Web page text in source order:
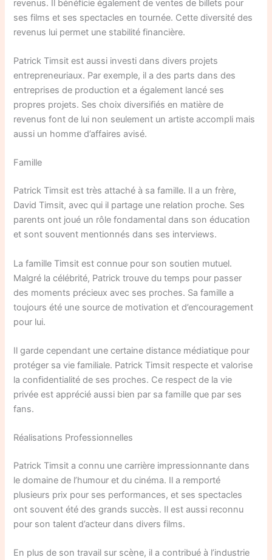
revenus. Il bénéficie également de ventes de billets pour
ses films et ses spectacles en tournée. Cette diversité des
revenus lui permet une stabilité financière.
Patrick Timsit est aussi investi dans divers projets
entrepreneuriaux. Par exemple, il a des parts dans des
entreprises de production et a également lancé ses
propres projets. Ses choix diversifiés en matière de
revenus font de lui non seulement un artiste accompli mais
aussi un homme d’affaires avisé.
Famille
Patrick Timsit est très attaché à sa famille. Il a un frère,
David Timsit, avec qui il partage une relation proche. Ses
parents ont joué un rôle fondamental dans son éducation
et sont souvent mentionnés dans ses interviews.
La famille Timsit est connue pour son soutien mutuel.
Malgré la célébrité, Patrick trouve du temps pour passer
des moments précieux avec ses proches. Sa famille a
toujours été une source de motivation et d’encouragement
pour lui.
Il garde cependant une certaine distance médiatique pour
protéger sa vie familiale. Patrick Timsit respecte et valorise
la confidentialité de ses proches. Ce respect de la vie
privée est apprécié aussi bien par sa famille que par ses
fans.
Réalisations Professionnelles
Patrick Timsit a connu une carrière impressionnante dans
le domaine de l’humour et du cinéma. Il a remporté
plusieurs prix pour ses performances, et ses spectacles
ont souvent été des grands succès. Il est aussi reconnu
pour son talent d’acteur dans divers films.
En plus de son travail sur scène, il a contribué à l’industrie